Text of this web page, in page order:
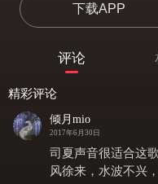
波光潋
哦
龙女泪珠涟托信
满壶银针
说书讲到
下载APP
评论
精彩评论
倾月mio
2017年6月30日
司夏声音很适合这
风徐来，水波不兴